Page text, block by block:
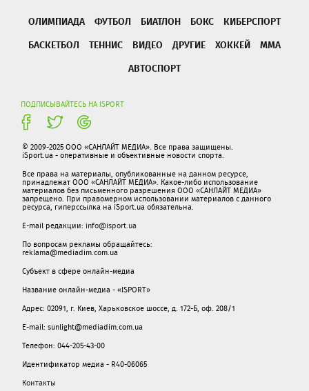
ОЛИМПИАДА ФУТБОЛ БИАТЛОН БОКС
КИБЕРСПОРТ
БАСКЕТБОЛ
ТЕННИС ВИДЕО ДРУГИЕ ХОККЕЙ
ММА
АВТОСПОРТ
ПОДПИСЫВАЙТЕСЬ НА ISPORT
© 2009-2025 ООО «САНЛАЙТ МЕДИА». Все права защищены.
iSport.ua - оперативные и объективные новости спорта.
Все права на материалы, опубликованные на данном ресурсе,
принадлежат ООО «САНЛАЙТ МЕДИА». Какое-либо использование
материалов без письменного разрешения ООО «САНЛАЙТ МЕДИА»
запрещено. При правомерном использовании материалов с данного
ресурса, гиперссылка на iSport.ua обязательна.
E-mail редакции: info@isport.ua
По вопросам рекламы обращайтесь:
reklama@mediadim.com.ua
Субъект в сфере онлайн-медиа
Название онлайн-медиа - «ISPORT»
Адрес: 02091, г. Киев, Харьковское шоссе, д. 172-Б, оф. 208/1
E-mail: sunlight@mediadim.com.ua
Телефон: 044-205-43-00
Идентификатор медиа - R40-06065
Контакты